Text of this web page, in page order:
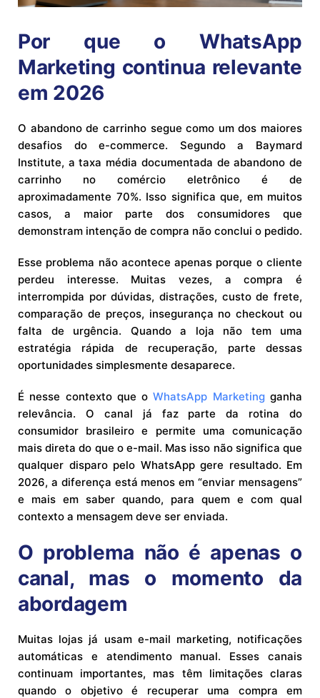
Por que o WhatsApp
Marketing continua relevante
em 2026
O abandono de carrinho segue como um dos maiores
desafios do e-commerce. Segundo a Baymard
Institute, a taxa média documentada de abandono de
carrinho no comércio eletrônico é de
aproximadamente 70%. Isso significa que, em muitos
casos, a maior parte dos consumidores que
demonstram intenção de compra não conclui o pedido.
Esse problema não acontece apenas porque o cliente
perdeu interesse. Muitas vezes, a compra é
interrompida por dúvidas, distrações, custo de frete,
comparação de preços, insegurança no checkout ou
falta de urgência. Quando a loja não tem uma
estratégia rápida de recuperação, parte dessas
oportunidades simplesmente desaparece.
É nesse contexto que oWhatsApp Marketingganha
relevância. O canal já faz parte da rotina do
consumidor brasileiro e permite uma comunicação
mais direta do que o e-mail. Mas isso não significa que
qualquer disparo pelo WhatsApp gere resultado. Em
2026, a diferença está menos em “enviar mensagens”
e mais em saber quando, para quem e com qual
contexto a mensagem deve ser enviada.
O problema não é apenas o
canal, mas o momento da
abordagem
Muitas lojas já usam e-mail marketing, notificações
automáticas e atendimento manual. Esses canais
continuam importantes, mas têm limitações claras
quando o objetivo é recuperar uma compra em